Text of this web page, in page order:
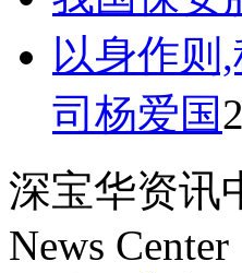
以身作
司杨爱国
深宝华资讯
News Center